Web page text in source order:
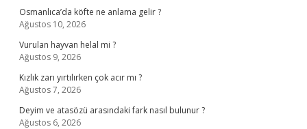
Osmanlıca’da köfte ne anlama gelir ?
Ağustos 10, 2026
Vurulan hayvan helal mi ?
Ağustos 9, 2026
Kızlık zarı yırtılırken çok acır mı ?
Ağustos 7, 2026
Deyim ve atasözü arasındaki fark nasıl bulunur ?
Ağustos 6, 2026